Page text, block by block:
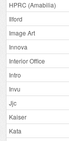
HPRC (Amabilia)
Ilford
Image Art
Innova
Interior Office
Intro
Invu
Jjc
Kaiser
Kata